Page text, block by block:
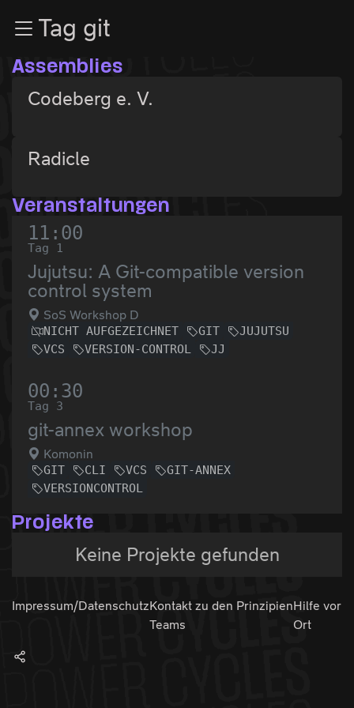
Zum InhaltTag git
Assemblies
Codeberg e. V.
Radicle
Veranstaltungen
11:00
Tag 1
Jujutsu: A Git-compatible version
control system
SoS Workshop D
NICHT AUFGEZEICHNET GIT
JUJUTSU
VCS
VERSION-CONTROL JJ
00:30
Tag 3
git-annex workshop
Komonin
GIT CLI VCS
GIT-ANNEX
VERSIONCONTROL
Projekte
Keine Projekte gefunden
Impressum/DatenschutzKontakt zu den
Teams
PrinzipienHilfe vor
Ort